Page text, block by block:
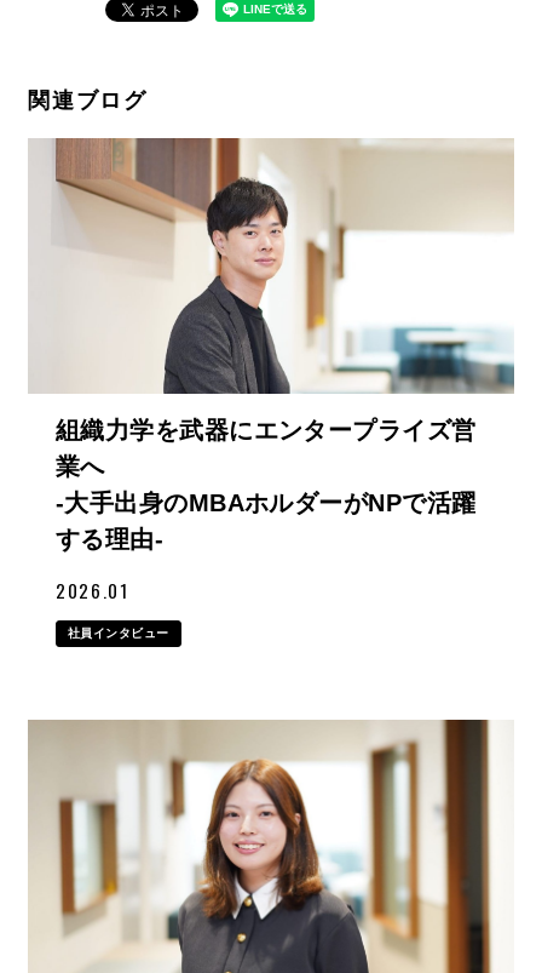
関連ブログ
組織力学を武器にエンタープライズ営
業へ
-大手出身のMBAホルダーがNPで活躍
する理由-
2026.01
社員インタビュー